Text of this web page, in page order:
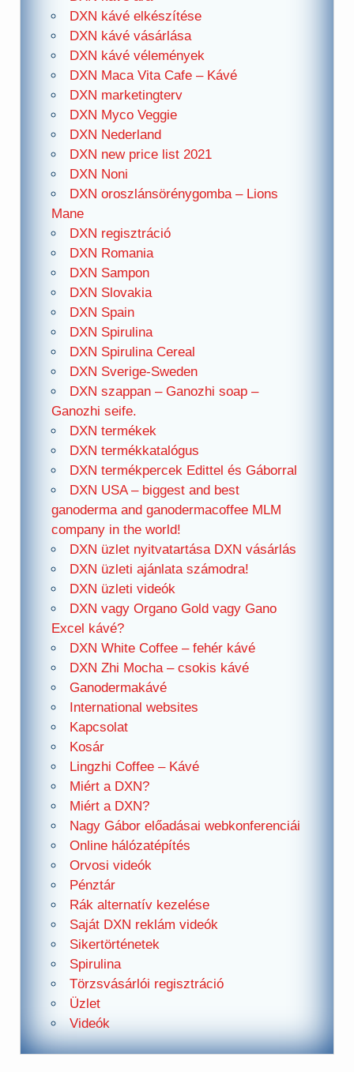
DXN kávé elkészítése
DXN kávé vásárlása
DXN kávé vélemények
DXN Maca Vita Cafe – Kávé
DXN marketingterv
DXN Myco Veggie
DXN Nederland
DXN new price list 2021
DXN Noni
DXN oroszlánsörénygomba – Lions
Mane
DXN regisztráció
DXN Romania
DXN Sampon
DXN Slovakia
DXN Spain
DXN Spirulina
DXN Spirulina Cereal
DXN Sverige-Sweden
DXN szappan – Ganozhi soap –
Ganozhi seife.
DXN termékek
DXN termékkatalógus
DXN termékpercek Edittel és Gáborral
DXN USA – biggest and best
ganoderma and ganodermacoffee MLM
company in the world!
DXN üzlet nyitvatartása DXN vásárlás
DXN üzleti ajánlata számodra!
DXN üzleti videók
DXN vagy Organo Gold vagy Gano
Excel kávé?
DXN White Coffee – fehér kávé
DXN Zhi Mocha – csokis kávé
Ganodermakávé
International websites
Kapcsolat
Kosár
Lingzhi Coffee – Kávé
Miért a DXN?
Miért a DXN?
Nagy Gábor előadásai webkonferenciái
Online hálózatépítés
Orvosi videók
Pénztár
Rák alternatív kezelése
Saját DXN reklám videók
Sikertörténetek
Spirulina
Törzsvásárlói regisztráció
Üzlet
Videók